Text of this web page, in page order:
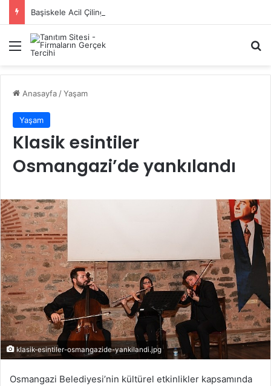
Başiskele Acil Çilingir Hizmeti İçin Doğru Adres Neresi?
Menü
Anasayfa /Yaşam
Yaşam
Klasik esintiler
Osmangazi’de yankılandı
klasik-esintiler-osmangazide-yankilandi.jpg
Osmangazi Belediyesi’nin kültürel etkinlikler kapsamında